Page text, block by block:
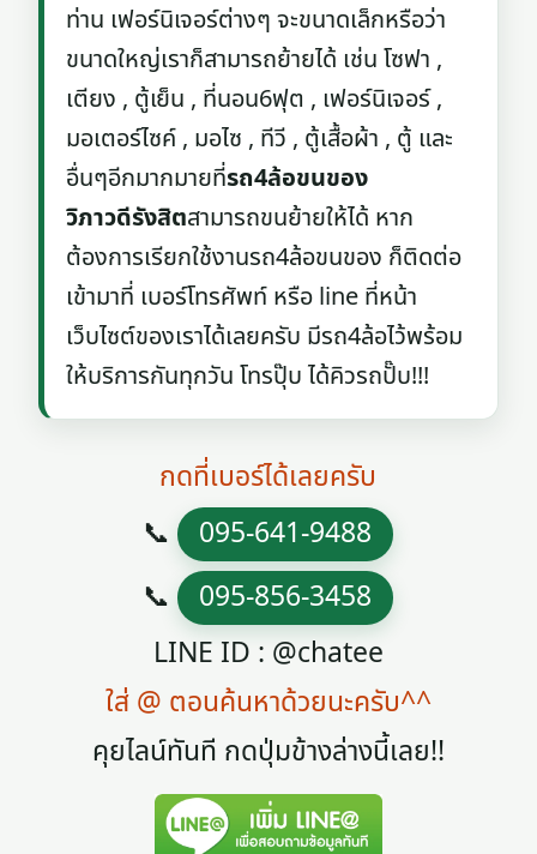
ท่าน เฟอร์นิเจอร์ต่างๆ จะขนาดเล็กหรือว่า
ขนาดใหญ่เราก็สามารถย้ายได้ เช่น โซฟา ,
เตียง , ตู้เย็น , ที่นอน6ฟุต , เฟอร์นิเจอร์ ,
มอเตอร์ไซค์ , มอไซ , ทีวี , ตู้เสื้อผ้า , ตู้ และ
อื่นๆอีกมากมายที่รถ4ล้อขนของ
วิภาวดีรังสิตสามารถขนย้ายให้ได้ หาก
ต้องการเรียกใช้งานรถ4ล้อขนของ ก็ติดต่อ
เข้ามาที่ เบอร์โทรศัพท์ หรือ line ที่หน้า
เว็บไซต์ของเราได้เลยครับ มีรถ4ล้อไว้พร้อม
ให้บริการกันทุกวัน โทรปุ๊บ ได้คิวรถปั๊บ!!!
กดที่เบอร์ได้เลยครับ
📞 095-641-9488
📞 095-856-3458
LINE ID : @chatee
ใส่ @ ตอนค้นหาด้วยนะครับ^^
คุยไลน์ทันที กดปุ่มข้างล่างนี้เลย!!